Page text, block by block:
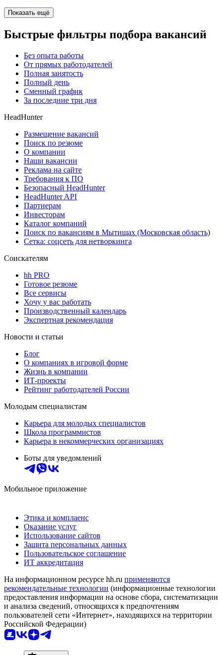
Показать ещё
Быстрые фильтры подбора вакансий
Без опыта работы
От прямых работодателей
Полная занятость
Полный день
Сменный график
За последние три дня
HeadHunter
Размещение вакансий
Поиск по резюме
О компании
Наши вакансии
Реклама на сайте
Требования к ПО
Безопасный HeadHunter
HeadHunter API
Партнерам
Инвесторам
Каталог компаний
Поиск по вакансиям в Мытищах (Московская область)
Сетка: соцсеть для нетворкинга
Соискателям
hh PRO
Готовое резюме
Все сервисы
Хочу у вас работать
Производственный календарь
Экспертная рекомендация
Новости и статьи
Блог
О компаниях в игровой форме
Жизнь в компании
ИТ-проекты
Рейтинг работодателей России
Молодым специалистам
Карьера для молодых специалистов
Школа программистов
Карьера в некоммерческих организациях
Боты для уведомлений
Мобильное приложение
Этика и комплаенс
Оказание услуг
Использование сайтов
Защита персональных данных
Пользовательское соглашение
ИТ аккредитация
На информационном ресурсе hh.ru применяются
рекомендательные технологии (информационные технологии
предоставления информации на основе сбора, систематизации
и анализа сведений, относящихся к предпочтениям
пользователей сети «Интернет», находящихся на территории
Российской Федерации)